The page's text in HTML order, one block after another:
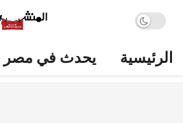
الرئيسية يحدث في مصر